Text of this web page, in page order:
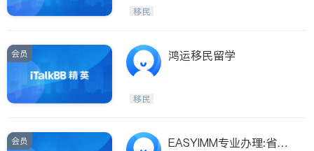
Port Perry
移民
会员 鸿运移民留学
移民
会员
EASYIMM专业办理:省提